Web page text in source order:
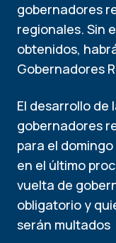
gobernadores
regionales. Sin
obtenidos,
Gobernadores
El desarrollo de
gobernadores
para el
en el último
vuelta de
obligatorio y
serán multados